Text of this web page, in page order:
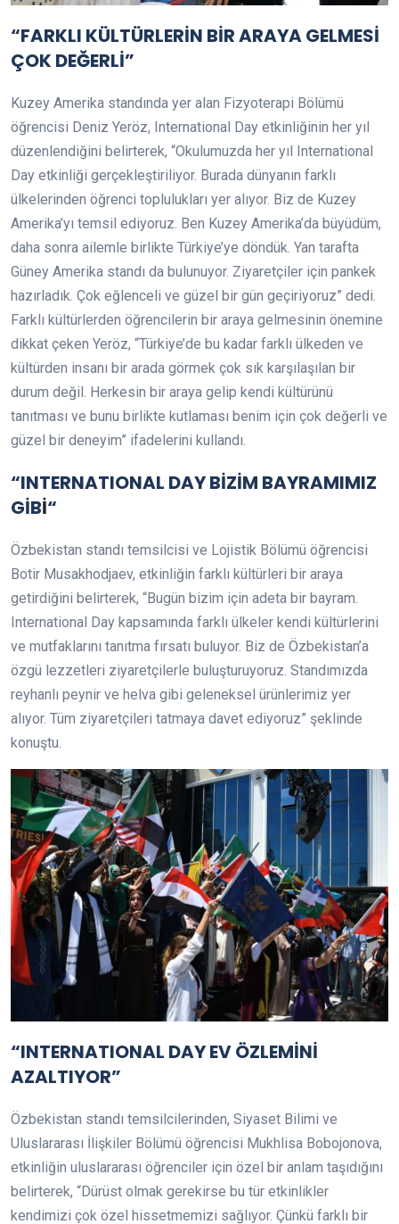
“FARKLI KÜLTÜRLERİN BİR ARAYA GELMESİ
ÇOK DEĞERLİ”
Kuzey Amerika standında yer alan Fizyoterapi Bölümü
öğrencisi Deniz Yeröz, International Day etkinliğinin her yıl
düzenlendiğini belirterek, “Okulumuzda her yıl International
Day etkinliği gerçekleştiriliyor. Burada dünyanın farklı
ülkelerinden öğrenci toplulukları yer alıyor. Biz de Kuzey
Amerika’yı temsil ediyoruz. Ben Kuzey Amerika’da büyüdüm,
daha sonra ailemle birlikte Türkiye’ye döndük. Yan tarafta
Güney Amerika standı da bulunuyor. Ziyaretçiler için pankek
hazırladık. Çok eğlenceli ve güzel bir gün geçiriyoruz” dedi.
Farklı kültürlerden öğrencilerin bir araya gelmesinin önemine
dikkat çeken Yeröz, “Türkiye’de bu kadar farklı ülkeden ve
kültürden insanı bir arada görmek çok sık karşılaşılan bir
durum değil. Herkesin bir araya gelip kendi kültürünü
tanıtması ve bunu birlikte kutlaması benim için çok değerli ve
güzel bir deneyim” ifadelerini kullandı.
“INTERNATIONAL DAY BİZİM BAYRAMIMIZ
GİBİ“
Özbekistan standı temsilcisi ve Lojistik Bölümü öğrencisi
Botir Musakhodjaev, etkinliğin farklı kültürleri bir araya
getirdiğini belirterek, “Bugün bizim için adeta bir bayram.
International Day kapsamında farklı ülkeler kendi kültürlerini
ve mutfaklarını tanıtma fırsatı buluyor. Biz de Özbekistan’a
özgü lezzetleri ziyaretçilerle buluşturuyoruz. Standımızda
reyhanlı peynir ve helva gibi geleneksel ürünlerimiz yer
alıyor. Tüm ziyaretçileri tatmaya davet ediyoruz” şeklinde
konuştu.
“INTERNATIONAL DAY EV ÖZLEMİNİ
AZALTIYOR”
Özbekistan standı temsilcilerinden, Siyaset Bilimi ve
Uluslararası İlişkiler Bölümü öğrencisi Mukhlisa Bobojonova,
etkinliğin uluslararası öğrenciler için özel bir anlam taşıdığını
belirterek, “Dürüst olmak gerekirse bu tür etkinlikler
kendimizi çok özel hissetmemizi sağlıyor. Çünkü farklı bir